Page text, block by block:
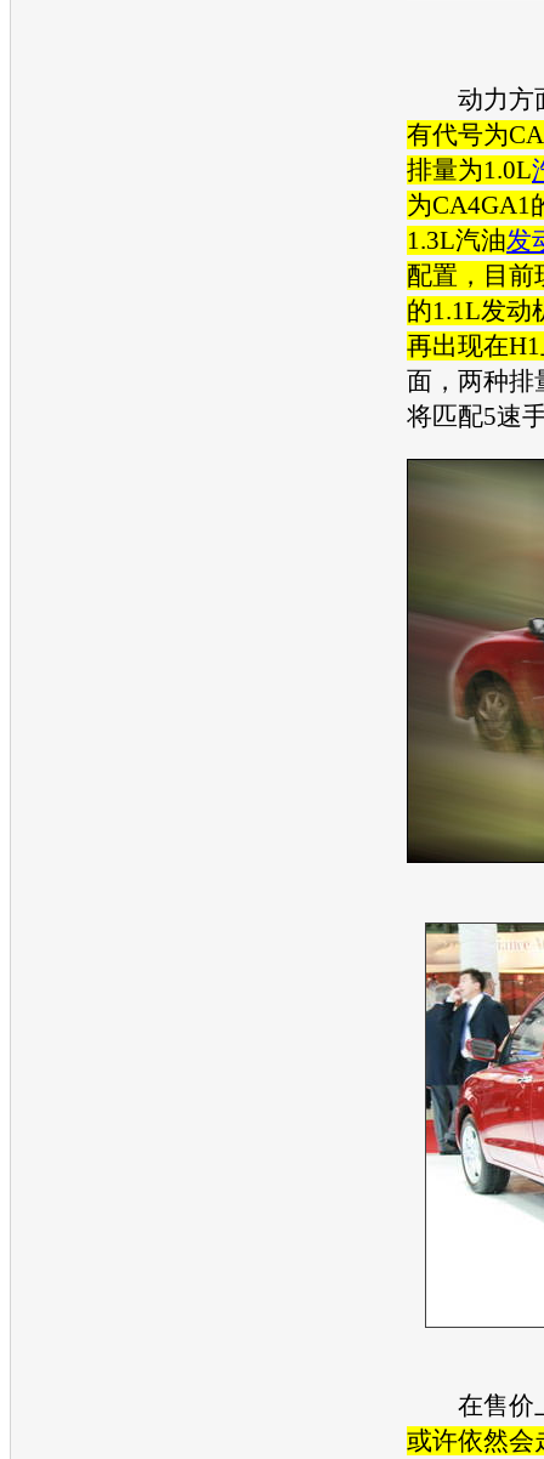
动力方
有代号为
排量为1.0L
为CA4GA1
1.3L汽油发
配置，目前
的1.1L发动
再出现在
面，两种排
将匹配5速
在售价
或许依然会